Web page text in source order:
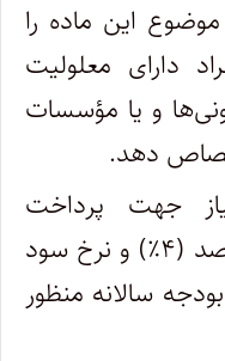
این ماده را
دارای معلولیت
و یا مؤسسات
دهد.
جهت پرداخت
مابه‌‏التفاوت نرخ سود چهاردرصد (۴٪) و نرخ سود
سالانه منظور